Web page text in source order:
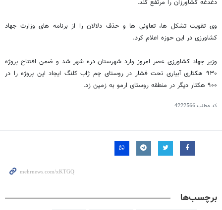
دغدغه کشاورزان را مرتفع کند.
وی تقویت تشکل ها، تعاونی ها و حذف دلالان را از برنامه های وزارت جهاد
کشاورزی در این حوزه اعلام کرد.
وزیر جهاد کشاورزی عصر امروز وارد شهرستان دره شهر شد و ضمن افتتاح پروژه
۹۳۰ هکتاری آبیاری تحت فشار در روستای چم ژاب کلنگ ایجاد این پروژه را در
۹۰۰ هکتار دیگر در منطقه روستای ارمو به زمین زد.
کد مطلب4222566
برچسب‌ها